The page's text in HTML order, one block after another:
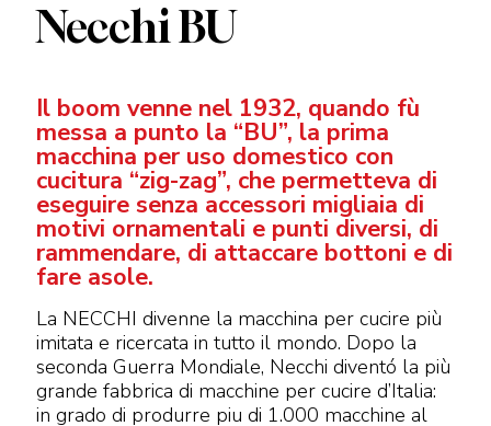
Necchi BU
Il boom venne nel 1932, quando fù
messa a punto la “BU”, la prima
macchina per uso domestico con
cucitura “zig-zag”, che permetteva di
eseguire senza accessori migliaia di
motivi ornamentali e punti diversi, di
rammendare, di attaccare bottoni e di
fare asole.
La NECCHI divenne la macchina per cucire più
imitata e ricercata in tutto il mondo. Dopo la
seconda Guerra Mondiale, Necchi diventó la più
grande fabbrica di macchine per cucire d’Italia:
in grado di produrre piu di 1.000 macchine al